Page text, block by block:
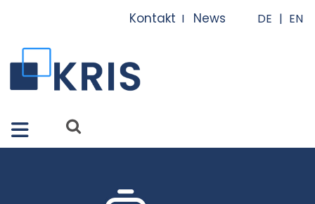
Close X
Merkmale
Lösungen
Apps
Kontakt I News